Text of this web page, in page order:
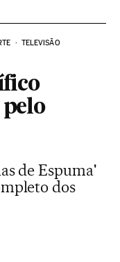
TELEVISÃO
de Espuma'
dos